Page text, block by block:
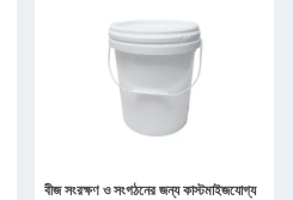
বীজ সংরক্ষণ ও সংগঠনের জন্য কাস্টমাইজযোগ্য